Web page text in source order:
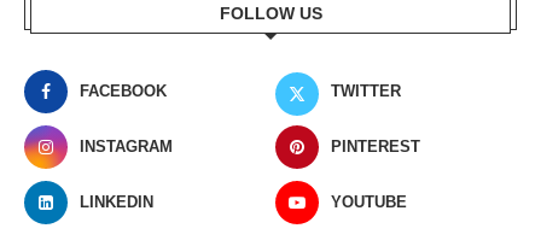
FOLLOW US
FACEBOOK TWITTER
INSTAGRAM PINTEREST
LINKEDIN YOUTUBE